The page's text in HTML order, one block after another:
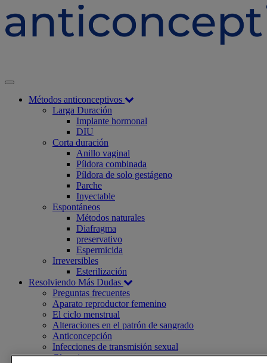
Métodos anticonceptivos
Larga Duración
Implante hormonal
DIU
Corta duración
Anillo vaginal
Píldora combinada
Píldora de solo gestágeno
Parche
Inyectable
Espontáneos
Métodos naturales
Diafragma
preservativo
Espermicida
Irreversibles
Esterilización
Resolviendo Más Dudas
Preguntas frecuentes
Aparato reproductor femenino
El ciclo menstrual
Alteraciones en el patrón de sangrado
Anticoncepción
Infecciones de transmisión sexual
Glosario